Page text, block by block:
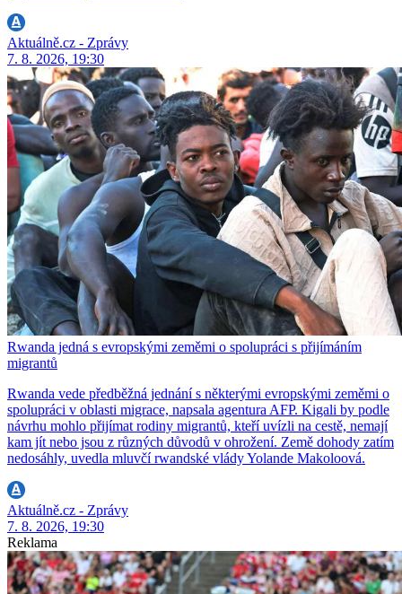
Aktuálně.cz - Zprávy
7. 8. 2026, 19:30
Rwanda jedná s evropskými zeměmi o spolupráci s přijímáním
migrantů
Rwanda vede předběžná jednání s některými evropskými zeměmi o
spolupráci v oblasti migrace, napsala agentura AFP. Kigali by podle
návrhu mohlo přijímat rodiny migrantů, kteří uvízli na cestě, nemají
kam jít nebo jsou z různých důvodů v ohrožení. Země dohody zatím
nedosáhly, uvedla mluvčí rwandské vlády Yolande Makoloová.
Aktuálně.cz - Zprávy
7. 8. 2026, 19:30
Reklama